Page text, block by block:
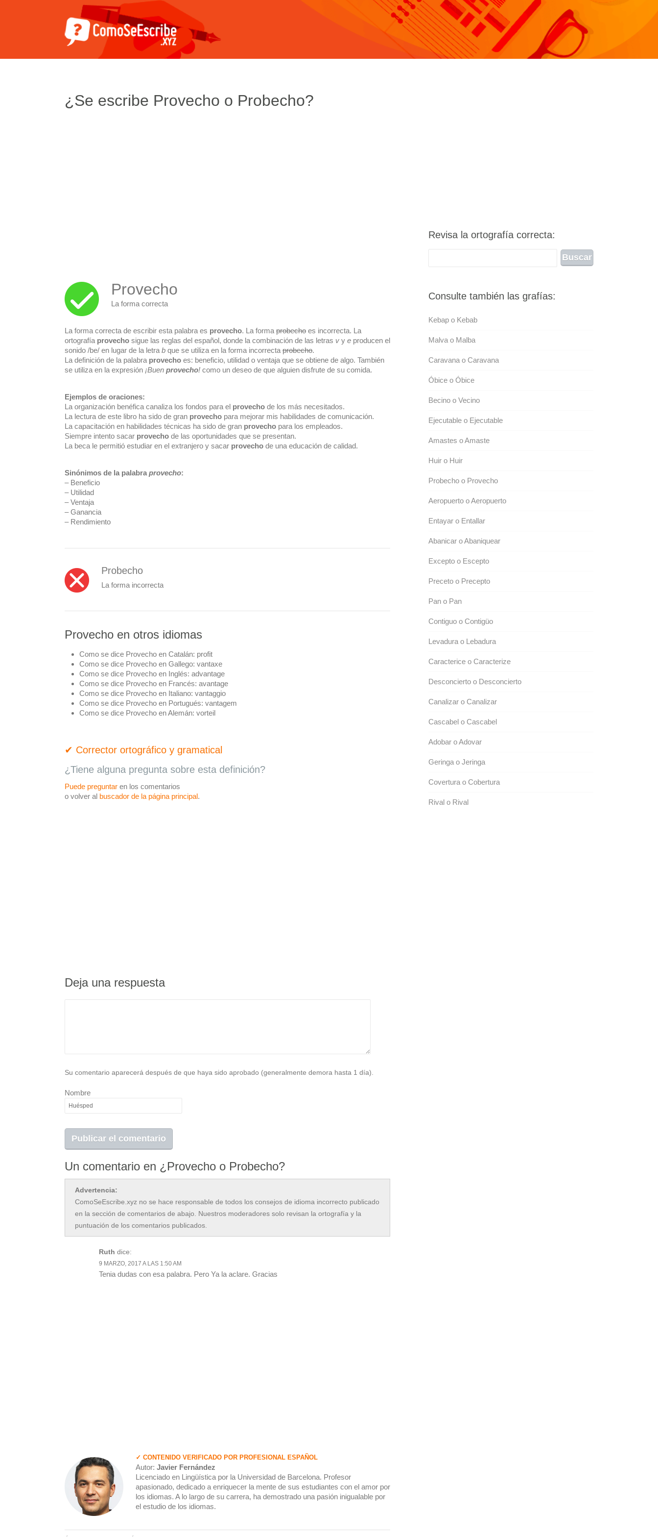
¿Se escribe Provecho o Probecho?
Provecho
La forma correcta
La forma correcta de escribir esta palabra es provecho. La forma probecho es incorrecta. La
ortografía provecho sigue las reglas del español, donde la combinación de las letras v y e producen el
sonido /be/ en lugar de la letra b que se utiliza en la forma incorrecta probecho.
La definición de la palabra provecho es: beneficio, utilidad o ventaja que se obtiene de algo. También
se utiliza en la expresión ¡Buen provecho! como un deseo de que alguien disfrute de su comida.
Ejemplos de oraciones:
La organización benéfica canaliza los fondos para el provecho de los más necesitados.
La lectura de este libro ha sido de gran provecho para mejorar mis habilidades de comunicación.
La capacitación en habilidades técnicas ha sido de gran provecho para los empleados.
Siempre intento sacar provecho de las oportunidades que se presentan.
La beca le permitió estudiar en el extranjero y sacar provecho de una educación de calidad.
Sinónimos de la palabra provecho:
– Beneficio
– Utilidad
– Ventaja
– Ganancia
– Rendimiento
Probecho
La forma incorrecta
Provecho en otros idiomas
Como se dice Provecho en Catalán: profit
Como se dice Provecho en Gallego: vantaxe
Como se dice Provecho en Inglés: advantage
Como se dice Provecho en Francés: avantage
Como se dice Provecho en Italiano: vantaggio
Como se dice Provecho en Portugués: vantagem
Como se dice Provecho en Alemán: vorteil
✔ Corrector ortográfico y gramatical
¿Tiene alguna pregunta sobre esta definición?
Puede preguntar en los comentarios
o volver al buscador de la página principal.
Deja una respuesta
Su comentario aparecerá después de que haya sido aprobado (generalmente demora hasta 1 día).
Nombre
Un comentario en ¿Provecho o Probecho?
Advertencia:
ComoSeEscribe.xyz no se hace responsable de todos los consejos de idioma incorrecto publicado
en la sección de comentarios de abajo. Nuestros moderadores solo revisan la ortografía y la
puntuación de los comentarios publicados.
Ruth dice:
9 MARZO, 2017 A LAS 1:50 AM
Tenia dudas con esa palabra. Pero Ya la aclare. Gracias
✓ CONTENIDO VERIFICADO POR PROFESIONAL ESPAÑOL
Autor: Javier Fernández
Licenciado en Lingüística por la Universidad de Barcelona. Profesor
apasionado, dedicado a enriquecer la mente de sus estudiantes con el amor por
los idiomas. A lo largo de su carrera, ha demostrado una pasión inigualable por
el estudio de los idiomas.
Revisa la ortografía correcta:
Consulte también las grafías:
Kebap o Kebab
Malva o Malba
Caravana o Caravana
Óbice o Óbice
Becino o Vecino
Ejecutable o Ejecutable
Amastes o Amaste
Huir o Huir
Probecho o Provecho
Aeropuerto o Aeropuerto
Entayar o Entallar
Abanicar o Abaniquear
Excepto o Escepto
Preceto o Precepto
Pan o Pan
Contiguo o Contigüo
Levadura o Lebadura
Caracterice o Caracterize
Desconcierto o Desconcierto
Canalizar o Canalizar
Cascabel o Cascabel
Adobar o Adovar
Geringa o Jeringa
Covertura o Cobertura
Rival o Rival